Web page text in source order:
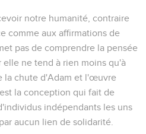
notre humanité, contraire
comme aux affirmations de
pas de comprendre la pensée
elle ne tend à rien moins qu'à
la chute d'Adam et l'œuvre
la conception qui fait de
indépendants les uns
aucun lien de solidarité.